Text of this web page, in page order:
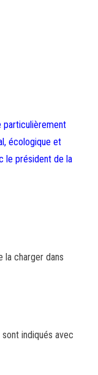
particulièrement
écologique et
le président de la
la charger dans
indiqués avec